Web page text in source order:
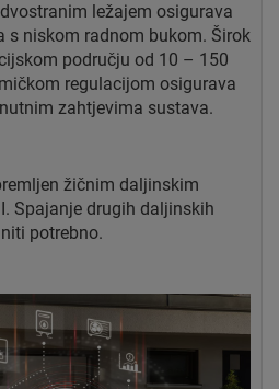
ležajem osigurava
s niskom radnom bukom. Širok
području od 10 – 150
regulacijom osigurava
zahtjevima sustava.
žičnim daljinskim
Spajanje drugih daljinskih
potrebno.